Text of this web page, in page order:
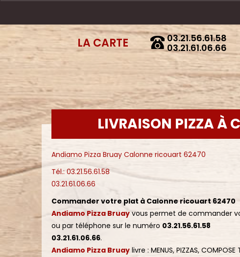
LA CARTE
03.21.56.61.58
03.21.61.06.66
LIVRAISON PIZZA À
Andiamo Pizza Bruay Calonne ricouart 62470
Tél.: 03.21.56.61.58
03.21.61.06.66
Commander votre plat à Calonne ricouart 62470
Andiamo Pizza Bruay vous permet de commander
ou par téléphone sur le numéro 03.21.56.61.58
03.21.61.06.66.
Andiamo Pizza Bruay livre : MENUS, PIZZAS, COMPOSE